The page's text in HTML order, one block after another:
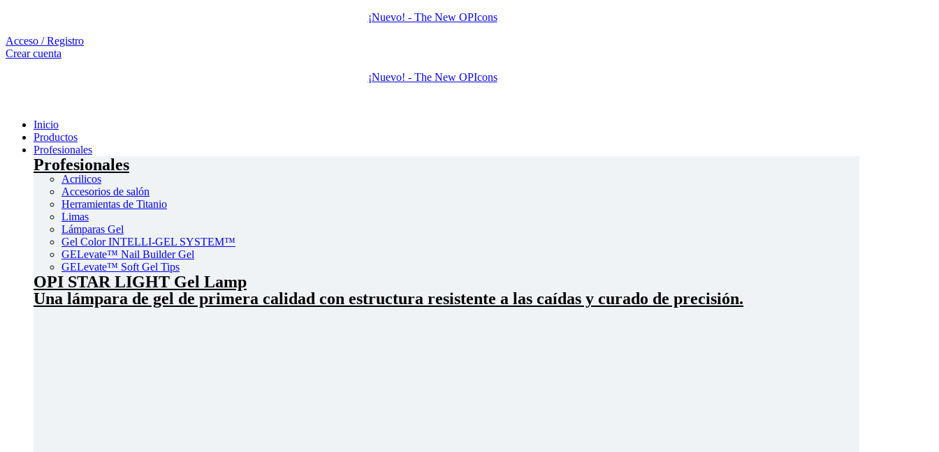
¡Nuevo! - The New OPIcons
Acceso / Registro
Crear cuenta
¡Nuevo! - The New OPIcons
Inicio
Productos
Profesionales
Profesionales
Acrilicos
Accesorios de salón
Herramientas de Titanio
Limas
Lámparas Gel
Gel Color INTELLI-GEL SYSTEM™
GELevate™ Nail Builder Gel
GELevate™ Soft Gel Tips
OPI STAR LIGHT Gel Lamp
Una lámpara de gel de primera calidad con estructura resistente a las caídas y curado de precisión.